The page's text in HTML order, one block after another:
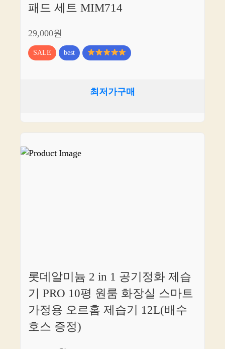
패드 세트 MIM714
29,000원
SALE best
최저가구매
롯데알미늄 2 in 1 공기정화 제습
기 PRO 10평 원룸 화장실 스마트
가정용 오르홈 제습기 12L(배수
호스 증정)